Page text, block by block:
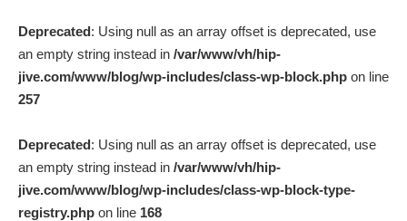
Deprecated: Using null as an array offset is deprecated, use
an empty string instead in /var/www/vh/hip-
jive.com/www/blog/wp-includes/class-wp-block.php on line
257
Deprecated: Using null as an array offset is deprecated, use
an empty string instead in /var/www/vh/hip-
jive.com/www/blog/wp-includes/class-wp-block-type-
registry.php on line 168